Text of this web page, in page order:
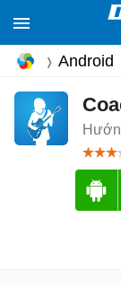
Android